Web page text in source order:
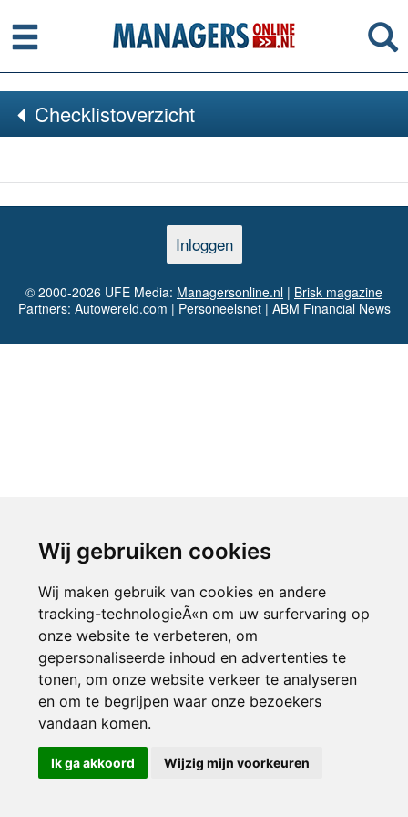
Wij gebruiken cookies
Wij maken gebruik van cookies en andere
tracking-technologieÃ«n om uw surfervaring op
onze website te verbeteren, om
gepersonaliseerde inhoud en advertenties te
tonen, om onze website verkeer te analyseren
en om te begrijpen waar onze bezoekers
vandaan komen.
Ik ga akkoord Wijzig mijn voorkeuren
Menu
Checklistoverzicht
Inloggen
© 2000-2026 UFE Media: Managersonline.nl | Brisk magazine
Partners: Autowereld.com | Personeelsnet| ABM Financial News